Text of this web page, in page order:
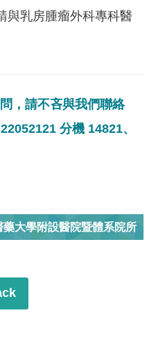
與乳房腫瘤外科專科醫
，請不吝與我們聯絡
分機 14821、
藥大學附設醫院暨體系院所